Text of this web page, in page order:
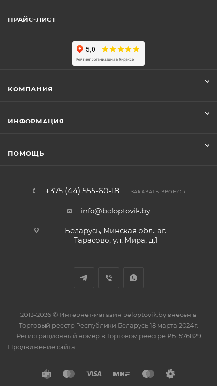
ПРАЙС-ЛИСТ
КОМПАНИЯ
ИНФОРМАЦИЯ
ПОМОЩЬ
+375 (44) 555-60-18 ЗАКАЗАТЬ ЗВОНОК
info@beloptovik.by
Беларусь, Минская обл., аг.
Тарасово, ул. Мира, д.1
2013-2026 © Интернет-магазин beloptovik.by внесен в
Торговый реестр Республики Беларусь 18 марта 2024г.
Регистрационный номер в Торговом реестре РБ: 576829
Продвижение сайта